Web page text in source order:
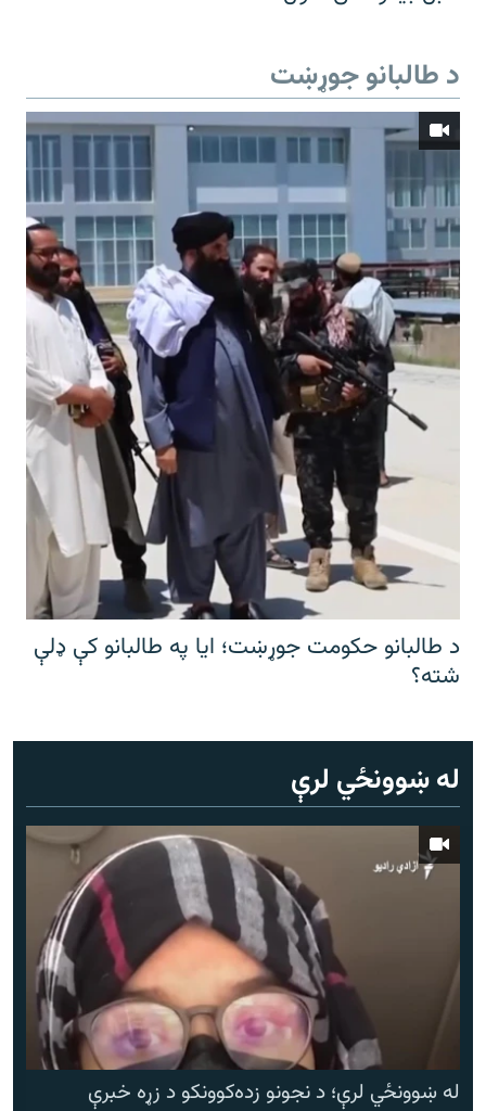
د طالبانو جوړښت
د طالبانو حکومت جوړښت؛ ایا په طالبانو کې ډلې
شته؟
له ښوونځي لرې
له ښوونځي لرې؛ د نجونو زده‌کوونکو د زړه خبرې